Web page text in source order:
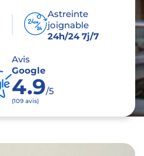
Astreinte
joignable
24h/24 7j/7
Avis
Google
4.9/5
(109 avis)